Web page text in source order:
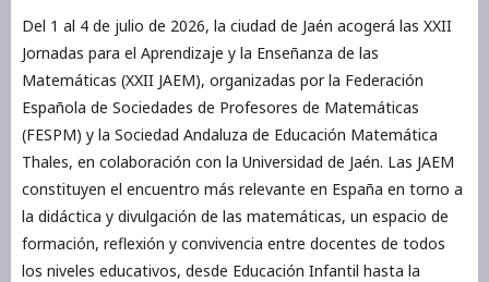
Del 1 al 4 de julio de 2026, la ciudad de Jaén acogerá las XXII
Jornadas para el Aprendizaje y la Enseñanza de las
Matemáticas (XXII JAEM), organizadas por la Federación
Española de Sociedades de Profesores de Matemáticas
(FESPM) y la Sociedad Andaluza de Educación Matemática
Thales, en colaboración con la Universidad de Jaén. Las JAEM
constituyen el encuentro más relevante en España en torno a
la didáctica y divulgación de las matemáticas, un espacio de
formación, reflexión y convivencia entre docentes de todos
los niveles educativos, desde Educación Infantil hasta la